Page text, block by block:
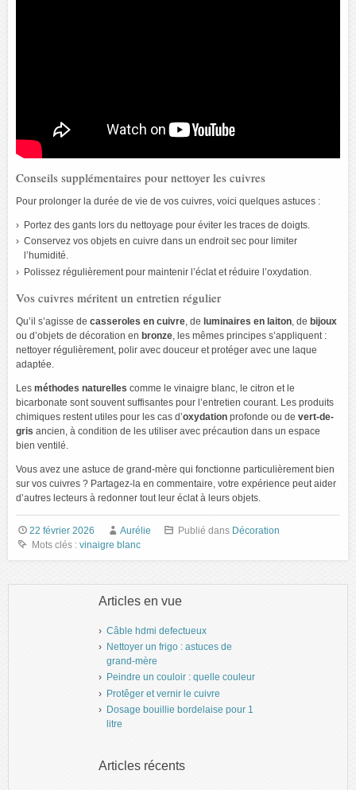
Conseils supplémentaires pour nettoyer les cuivres
Pour prolonger la durée de vie de vos cuivres, voici quelques astuces :
Portez des gants lors du nettoyage pour éviter les traces de doigts.
Conservez vos objets en cuivre dans un endroit sec pour limiter
l’humidité.
Polissez régulièrement pour maintenir l’éclat et réduire l’oxydation.
Vos cuivres méritent un entretien régulier
Qu’il s’agisse de casseroles en cuivre , de luminaires en laiton , de bijoux
ou d’objets de décoration en bronze , les mêmes principes s’appliquent :
nettoyer régulièrement, polir avec douceur et protéger avec une laque
adaptée.
Les méthodes naturelles comme le vinaigre blanc, le citron et le
bicarbonate sont souvent suffisantes pour l’entretien courant. Les produits
chimiques restent utiles pour les cas d’oxydation profonde ou de vert-de-
gris ancien, à condition de les utiliser avec précaution dans un espace
bien ventilé.
Vous avez une astuce de grand-mère qui fonctionne particulièrement bien
sur vos cuivres ? Partagez-la en commentaire, votre expérience peut aider
d’autres lecteurs à redonner tout leur éclat à leurs objets.
22 février 2026 Aurélie Publié dans Décoration
Mots clés : vinaigre blanc
Articles en vue
Câble hdmi defectueux
Nettoyer un frigo : astuces de
grand-mère
Peindre un couloir : quelle couleur
Protêger et vernir le cuivre
Dosage bouillie bordelaise pour 1
litre
Articles récents